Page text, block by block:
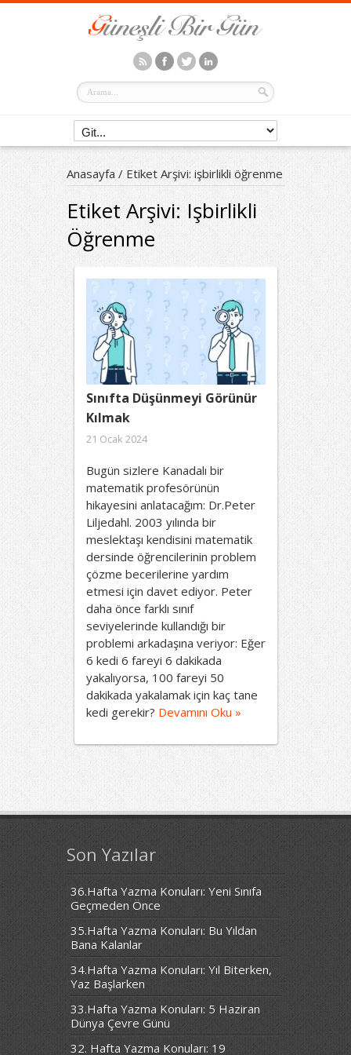
Anasayfa / Etiket Arşivi: işbirlikli öğrenme
Etiket Arşivi:Işbirlikli
Öğrenme
Sınıfta Düşünmeyi Görünür
Kılmak
21 Ocak 2024
Bugün sizlere Kanadalı bir
matematik profesörünün
hikayesini anlatacağım: Dr.Peter
Liljedahl. 2003 yılında bir
meslektaşı kendisini matematik
dersinde öğrencilerinin problem
çözme becerilerine yardım
etmesi için davet ediyor. Peter
daha önce farklı sınıf
seviyelerinde kullandığı bir
problemi arkadaşına veriyor: Eğer
6 kedi 6 fareyi 6 dakikada
yakalıyorsa, 100 fareyi 50
dakikada yakalamak için kaç tane
kedi gerekir? Devamını Oku »
Son Yazılar
36.Hafta Yazma Konuları: Yeni Sınıfa
Geçmeden Önce
35.Hafta Yazma Konuları: Bu Yıldan
Bana Kalanlar
34.Hafta Yazma Konuları: Yıl Biterken,
Yaz Başlarken
33.Hafta Yazma Konuları: 5 Haziran
Dünya Çevre Günü
32. Hafta Yazma Konuları: 19